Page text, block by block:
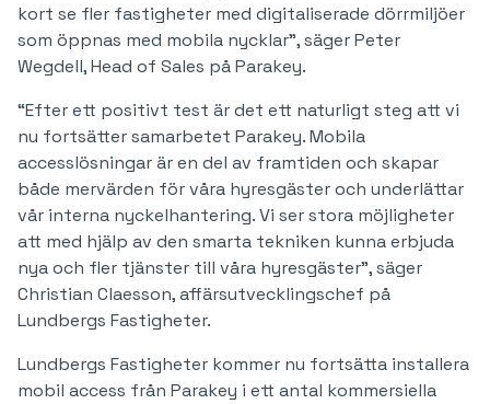
kort se fler fastigheter med digitaliserade dörrmiljöer
som öppnas med mobila nycklar”, säger Peter
Wegdell, Head of Sales på Parakey.
“Efter ett positivt test är det ett naturligt steg att vi
nu fortsätter samarbetet Parakey. Mobila
accesslösningar är en del av framtiden och skapar
både mervärden för våra hyresgäster och underlättar
vår interna nyckelhantering. Vi ser stora möjligheter
att med hjälp av den smarta tekniken kunna erbjuda
nya och fler tjänster till våra hyresgäster”, säger
Christian Claesson, affärsutvecklingschef på
Lundbergs Fastigheter.
Lundbergs Fastigheter kommer nu fortsätta installera
mobil access från Parakey i ett antal kommersiella